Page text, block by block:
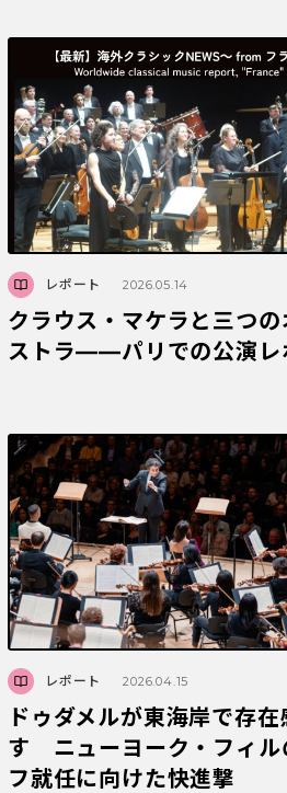
レポート 2026.05.14
クラウス・マケラと三つの
ストラ――パリでの公演レ
レポート 2026.04.15
ドゥダメルが東海岸で存在
す ニューヨーク・フィル
フ就任に向けた快進撃